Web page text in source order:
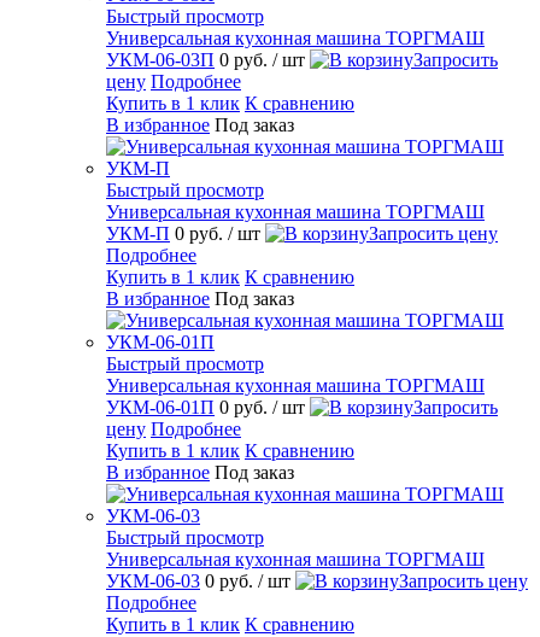
Быстрый просмотр
Универсальная кухонная машина ТОРГМАШ
УКМ-06-03П 0 руб. / шт
Запросить
цену Подробнее
Купить в 1 клик К сравнению
В избранное Под заказ
Быстрый просмотр
Универсальная кухонная машина ТОРГМАШ
УКМ-П 0 руб. / шт
Запросить цену
Подробнее
Купить в 1 клик К сравнению
В избранное Под заказ
Быстрый просмотр
Универсальная кухонная машина ТОРГМАШ
УКМ-06-01П 0 руб. / шт
Запросить
цену Подробнее
Купить в 1 клик К сравнению
В избранное Под заказ
Быстрый просмотр
Универсальная кухонная машина ТОРГМАШ
УКМ-06-03 0 руб. / шт
Запросить цену
Подробнее
Купить в 1 клик К сравнению